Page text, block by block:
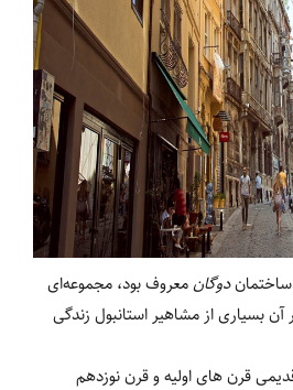
ساختماندوگانمعروف بود، مجموعه‌ای
بسیاری از مشاهیر استانبول زندگی
قرن های اولیه و قرن نوزدهم